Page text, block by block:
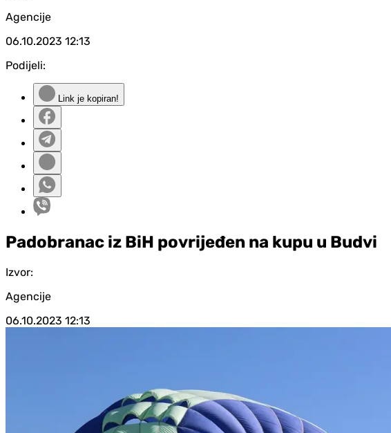
Agencije
06.10.2023 12:13
Podijeli:
Link je kopiran!
Padobranac iz BiH povrijeđen na kupu u Budvi
Izvor:
Agencije
06.10.2023 12:13